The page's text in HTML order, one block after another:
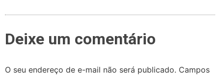
Deixe um comentário
O seu endereço de e-mail não será publicado. Campos